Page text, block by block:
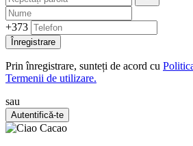
+373
Înregistrare
Prin înregistrare, sunteți de acord cu
Termenii de utilizare.
sau
Autentifică-te